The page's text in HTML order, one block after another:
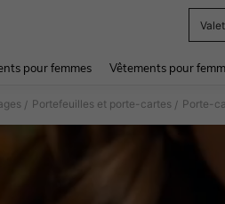
pour femmes Vêtements pour
/ Portefeuilles et porte-cartes / Porte-